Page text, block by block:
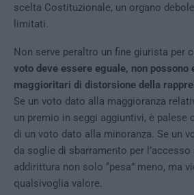
scelta Costituzionale, un organo
limitati.
Non serve peraltro un fine giurista per
voto deve essere eguale, non
maggioritari di distorsione della
Se un voto dato alla maggioranza
un premio in seggi aggiuntivi, è palese
di un voto dato alla minoranza. Se un
da soglie di sbarramento per l’accesso
addirittura non solo “pesa” meno, ma
qualsivoglia valore.